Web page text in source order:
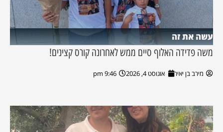
עשה את זה
משה פדידה האלוף סיים ממש לאחרונה קורס קצינים!
מירב בן יאיר אוגוסט 4, 2026 9:46 pm